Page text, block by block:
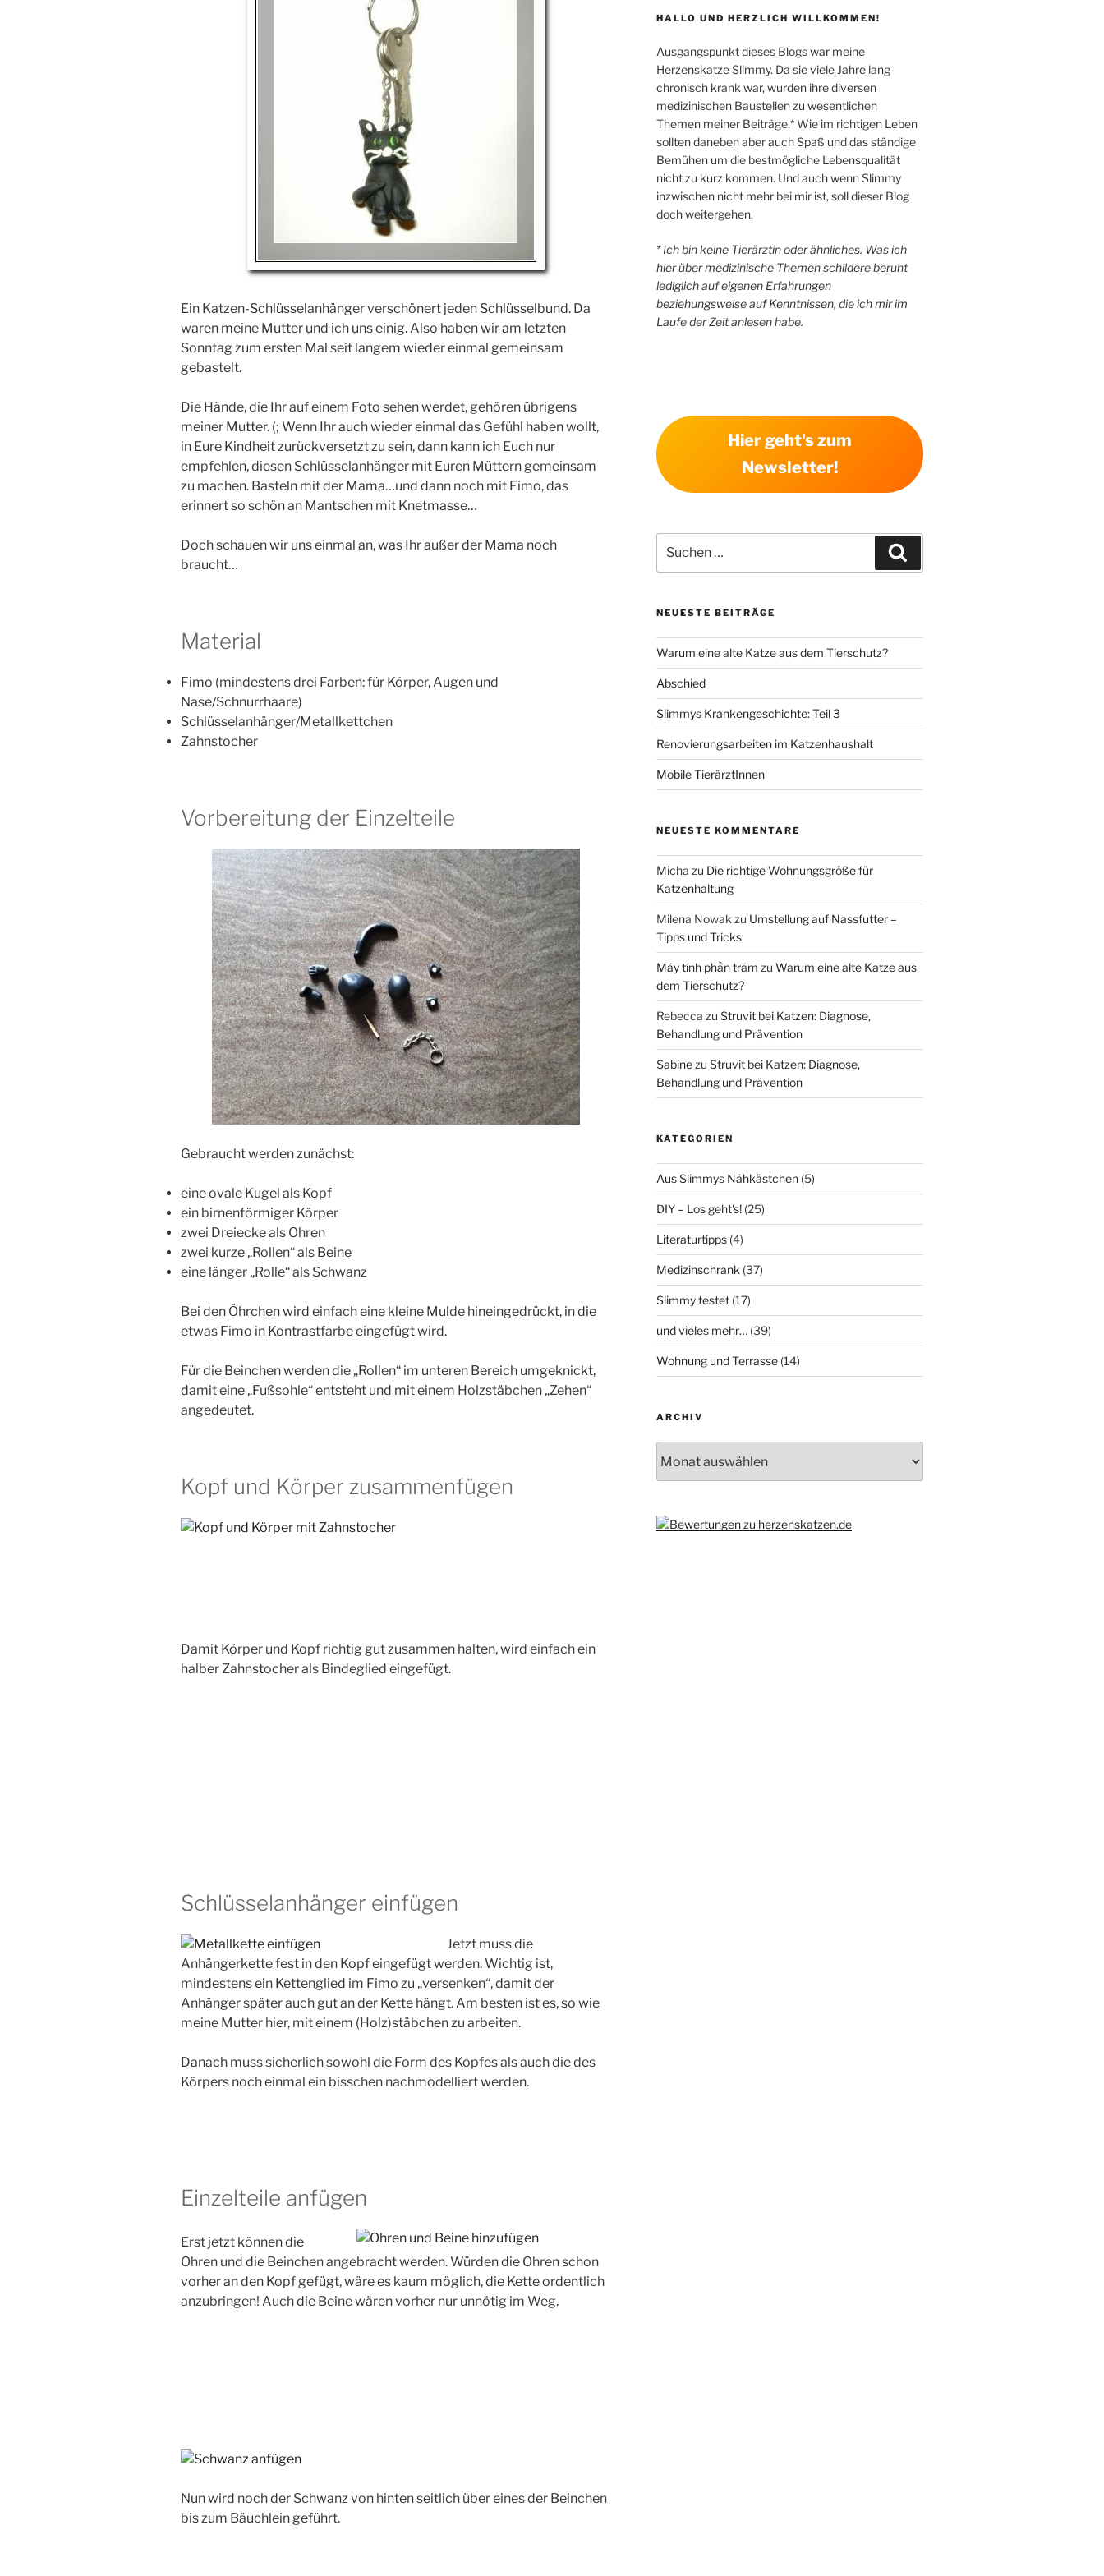
Ein Katzen-Schlüsselanhänger verschönert jeden Schlüsselbund. Da
waren meine Mutter und ich uns einig. Also haben wir am letzten
Sonntag zum ersten Mal seit langem wieder einmal gemeinsam
gebastelt.
Die Hände, die Ihr auf einem Foto sehen werdet, gehören übrigens
meiner Mutter. (; Wenn Ihr auch wieder einmal das Gefühl haben wollt,
in Eure Kindheit zurückversetzt zu sein, dann kann ich Euch nur
empfehlen, diesen Schlüsselanhänger mit Euren Müttern gemeinsam
zu machen. Basteln mit der Mama…und dann noch mit Fimo, das
erinnert so schön an Mantschen mit Knetmasse…
Doch schauen wir uns einmal an, was Ihr außer der Mama noch
braucht…
Material
Fimo (mindestens drei Farben: für Körper, Augen und
Nase/Schnurrhaare)
Schlüsselanhänger/Metallkettchen
Zahnstocher
Vorbereitung der Einzelteile
Gebraucht werden zunächst:
eine ovale Kugel als Kopf
ein birnenförmiger Körper
zwei Dreiecke als Ohren
zwei kurze „Rollen“ als Beine
eine länger „Rolle“ als Schwanz
Bei den Öhrchen wird einfach eine kleine Mulde hineingedrückt, in die
etwas Fimo in Kontrastfarbe eingefügt wird.
Für die Beinchen werden die „Rollen“ im unteren Bereich umgeknickt,
damit eine „Fußsohle“ entsteht und mit einem Holzstäbchen „Zehen“
angedeutet.
Kopf und Körper zusammenfügen
Damit Körper und Kopf richtig gut zusammen halten, wird einfach ein
halber Zahnstocher als Bindeglied eingefügt.
Schlüsselanhänger einfügen
Jetzt muss die
Anhängerkette fest in den Kopf eingefügt werden. Wichtig ist,
mindestens ein Kettenglied im Fimo zu „versenken“, damit der
Anhänger später auch gut an der Kette hängt. Am besten ist es, so wie
meine Mutter hier, mit einem (Holz)stäbchen zu arbeiten.
Danach muss sicherlich sowohl die Form des Kopfes als auch die des
Körpers noch einmal ein bisschen nachmodelliert werden.
Einzelteile anfügen
Erst jetzt können die
Ohren und die Beinchen angebracht werden. Würden die Ohren schon
vorher an den Kopf gefügt, wäre es kaum möglich, die Kette ordentlich
anzubringen! Auch die Beine wären vorher nur unnötig im Weg.
Nun wird noch der Schwanz von hinten seitlich über eines der Beinchen
bis zum Bäuchlein geführt.
HALLO UND HERZLICH WILLKOMMEN!
Ausgangspunkt dieses Blogs war meine
Herzenskatze Slimmy. Da sie viele Jahre lang
chronisch krank war, wurden ihre diversen
medizinischen Baustellen zu wesentlichen
Themen meiner Beiträge.* Wie im richtigen Leben
sollten daneben aber auch Spaß und das ständige
Bemühen um die bestmögliche Lebensqualität
nicht zu kurz kommen. Und auch wenn Slimmy
inzwischen nicht mehr bei mir ist, soll dieser Blog
doch weitergehen.
* Ich bin keine Tierärztin oder ähnliches. Was ich
hier über medizinische Themen schildere beruht
lediglich auf eigenen Erfahrungen
beziehungsweise auf Kenntnissen, die ich mir im
Laufe der Zeit anlesen habe.
Hier geht's zum
Newsletter!
nach:
NEUESTE BEITRÄGE
Warum eine alte Katze aus dem Tierschutz?
Abschied
Slimmys Krankengeschichte: Teil 3
Renovierungsarbeiten im Katzenhaushalt
Mobile TierärztInnen
NEUESTE KOMMENTARE
Micha zu Die richtige Wohnungsgröße für
Katzenhaltung
Milena Nowak zu Umstellung auf Nassfutter –
Tipps und Tricks
Máy tính phần trăm zu Warum eine alte Katze aus
dem Tierschutz?
Rebecca zu Struvit bei Katzen: Diagnose,
Behandlung und Prävention
Sabinezu Struvit bei Katzen: Diagnose,
Behandlung und Prävention
KATEGORIEN
Aus Slimmys Nähkästchen(5)
DIY – Los geht's!(25)
Literaturtipps(4)
Medizinschrank (37)
Slimmy testet(17)
und vieles mehr…(39)
Wohnung und Terrasse(14)
ARCHIV